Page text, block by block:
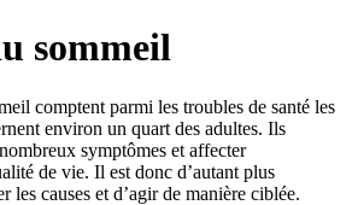
sommeil
comptent parmi les troubles de santé les
environ un quart des adultes. Ils
symptômes et affecter
de vie. Il est donc d’autant plus
les causes et d’agir de manière ciblée.